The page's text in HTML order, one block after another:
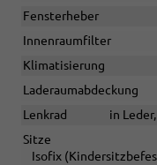
Fensterheber
Innenraumfilter
Klimatisierung
Laderaumabdeckung
Lenkrad
in
Sitze
Isofix